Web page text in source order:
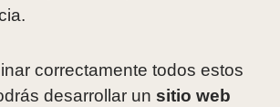
correctamente todos estos
desarrollar un sitio web